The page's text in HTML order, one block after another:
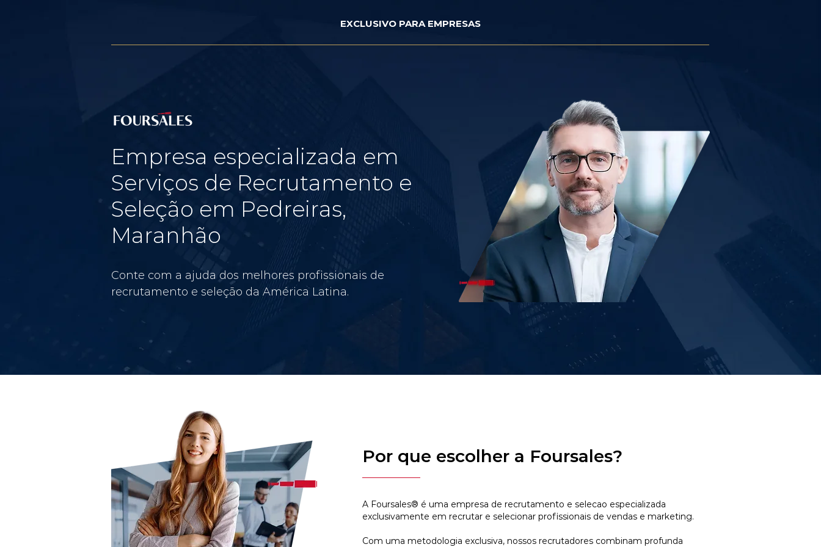
EXCLUSIVO PARA EMPRESAS
Empresa especializada em
Serviços de Recrutamento e
Seleção em Pedreiras,
Maranhão
Conte com a ajuda dos melhores profissionais de
recrutamento e seleção da América Latina.
Por que escolher a Foursales?
A Foursales® é uma empresa de recrutamento e selecao especializada
exclusivamente em recrutar e selecionar profissionais de vendas e marketing.
Com uma metodologia exclusiva, nossos recrutadores combinam profunda